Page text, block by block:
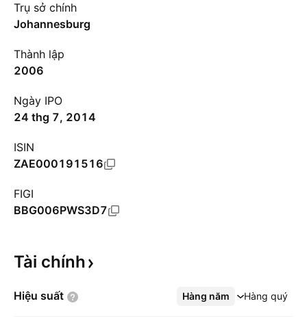
Trụ sở chính
Johannesburg
Thành lập
2006
Ngày IPO
24 thg 7, 2014
ISIN
ZAE000191516
FIGI
BBG006PWS3D7
Tài chính
Hiệu suất Hàng năm Hàng quý
Xem thêm